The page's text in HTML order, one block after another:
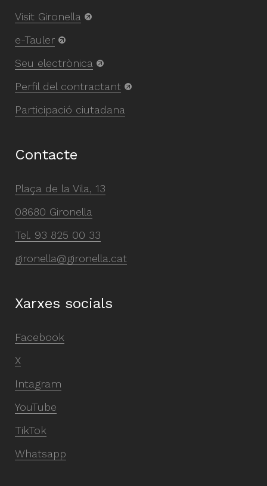
Visit Gironella
e-Tauler
Seu electrònica
Perfil del contractant
Participació ciutadana
Contacte
Plaça de la Vila, 13
08680 Gironella
Tel. 93 825 00 33
gironella@gironella.cat
Xarxes socials
Facebook
X
Intagram
YouTube
TikTok
Whatsapp